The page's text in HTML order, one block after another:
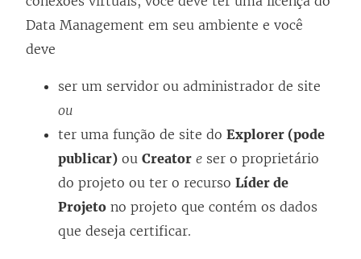
Data Management em seu ambiente e você
deve
ser um servidor ou administrador de site
ou
ter uma função de site do Explorer (pode
publicar) ou Creator e ser o proprietário
do projeto ou ter o recurso Líder de
Projeto no projeto que contém os dados
que deseja certificar.